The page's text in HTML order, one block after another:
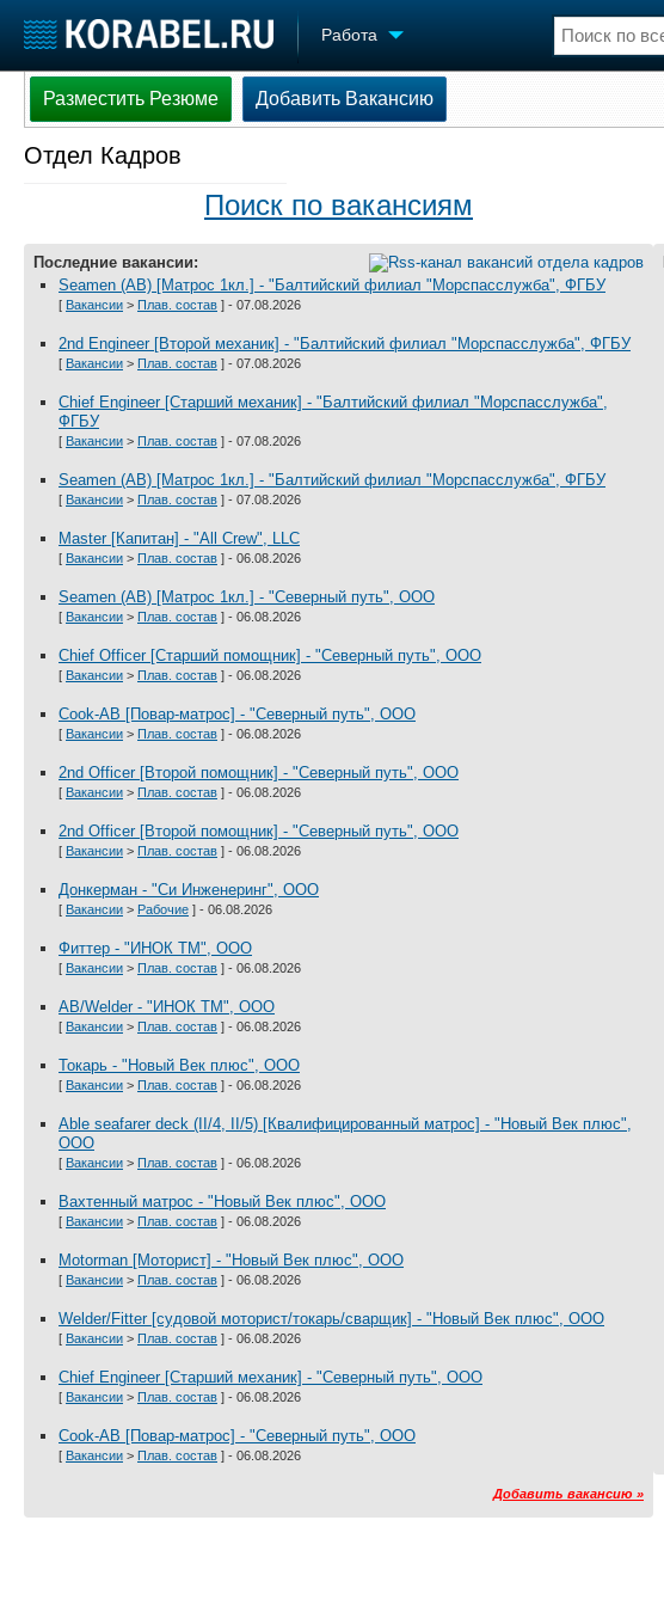
Работа
Разместить Резюме Добавить Вакансию
Судостроение
Компании
Репутация
Работа
Крюинг
Журнал
Реклама
Доска объявлений
Продажа флота
Изделия
Материалы
Услуги
Выставки и семинары
Личности
Словарь
Разместить Резюме Добавить Вакансию
Отдел Кадров
Поиск по вакансиям
Последние вакансии:
Seamen (AB) [Матрос 1кл.] - "Балтийский филиал "Морспасслужба", ФГБУ
[ Вакансии > Плав. состав ] - 07.08.2026
2nd Engineer [Второй механик] - "Балтийский филиал "Морспасслужба", ФГБУ
[ Вакансии > Плав. состав ] - 07.08.2026
Chief Engineer [Старший механик] - "Балтийский филиал "Морспасслужба",
ФГБУ
[ Вакансии > Плав. состав ] - 07.08.2026
Seamen (AB) [Матрос 1кл.] - "Балтийский филиал "Морспасслужба", ФГБУ
[ Вакансии > Плав. состав ] - 07.08.2026
Master [Капитан] - "All Crew", LLC
[ Вакансии > Плав. состав ] - 06.08.2026
Seamen (AB) [Матрос 1кл.] - "Северный путь", ООО
[ Вакансии > Плав. состав ] - 06.08.2026
Chief Officer [Старший помощник] - "Северный путь", ООО
[ Вакансии > Плав. состав ] - 06.08.2026
Cook-AB [Повар-матрос] - "Северный путь", ООО
[ Вакансии > Плав. состав ] - 06.08.2026
2nd Officer [Второй помощник] - "Северный путь", ООО
[ Вакансии > Плав. состав ] - 06.08.2026
2nd Officer [Второй помощник] - "Северный путь", ООО
[ Вакансии > Плав. состав ] - 06.08.2026
Донкерман - "Си Инженеринг", ООО
[ Вакансии > Рабочие ] - 06.08.2026
Фиттер - "ИНОК ТМ", ООО
[ Вакансии > Плав. состав ] - 06.08.2026
AB/Welder - "ИНОК ТМ", ООО
[ Вакансии > Плав. состав ] - 06.08.2026
Токарь - "Новый Век плюс", ООО
[ Вакансии > Плав. состав ] - 06.08.2026
Able seafarer deck (II/4, II/5) [Квалифицированный матрос] - "Новый Век плюс",
ООО
[ Вакансии > Плав. состав ] - 06.08.2026
Вахтенный матрос - "Новый Век плюс", ООО
[ Вакансии > Плав. состав ] - 06.08.2026
Motorman [Моторист] - "Новый Век плюс", ООО
[ Вакансии > Плав. состав ] - 06.08.2026
Welder/Fitter [судовой моторист/токарь/сварщик] - "Новый Век плюс", ООО
[ Вакансии > Плав. состав ] - 06.08.2026
Chief Engineer [Старший механик] - "Северный путь", ООО
[ Вакансии > Плав. состав ] - 06.08.2026
Cook-AB [Повар-матрос] - "Северный путь", ООО
[ Вакансии > Плав. состав ] - 06.08.2026
Добавить вакансию »